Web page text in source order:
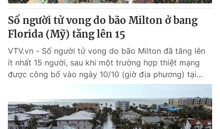
Số người tử vong do bão Milton ở bang
Florida (Mỹ) tăng lên 15
VTV.vn - Số người tử vong do bão Milton đã tăng lên
ít nhất 15 người, sau khi một trường hợp thiệt mạng
được công bố vào ngày 10/10 (giờ địa phương) tại...